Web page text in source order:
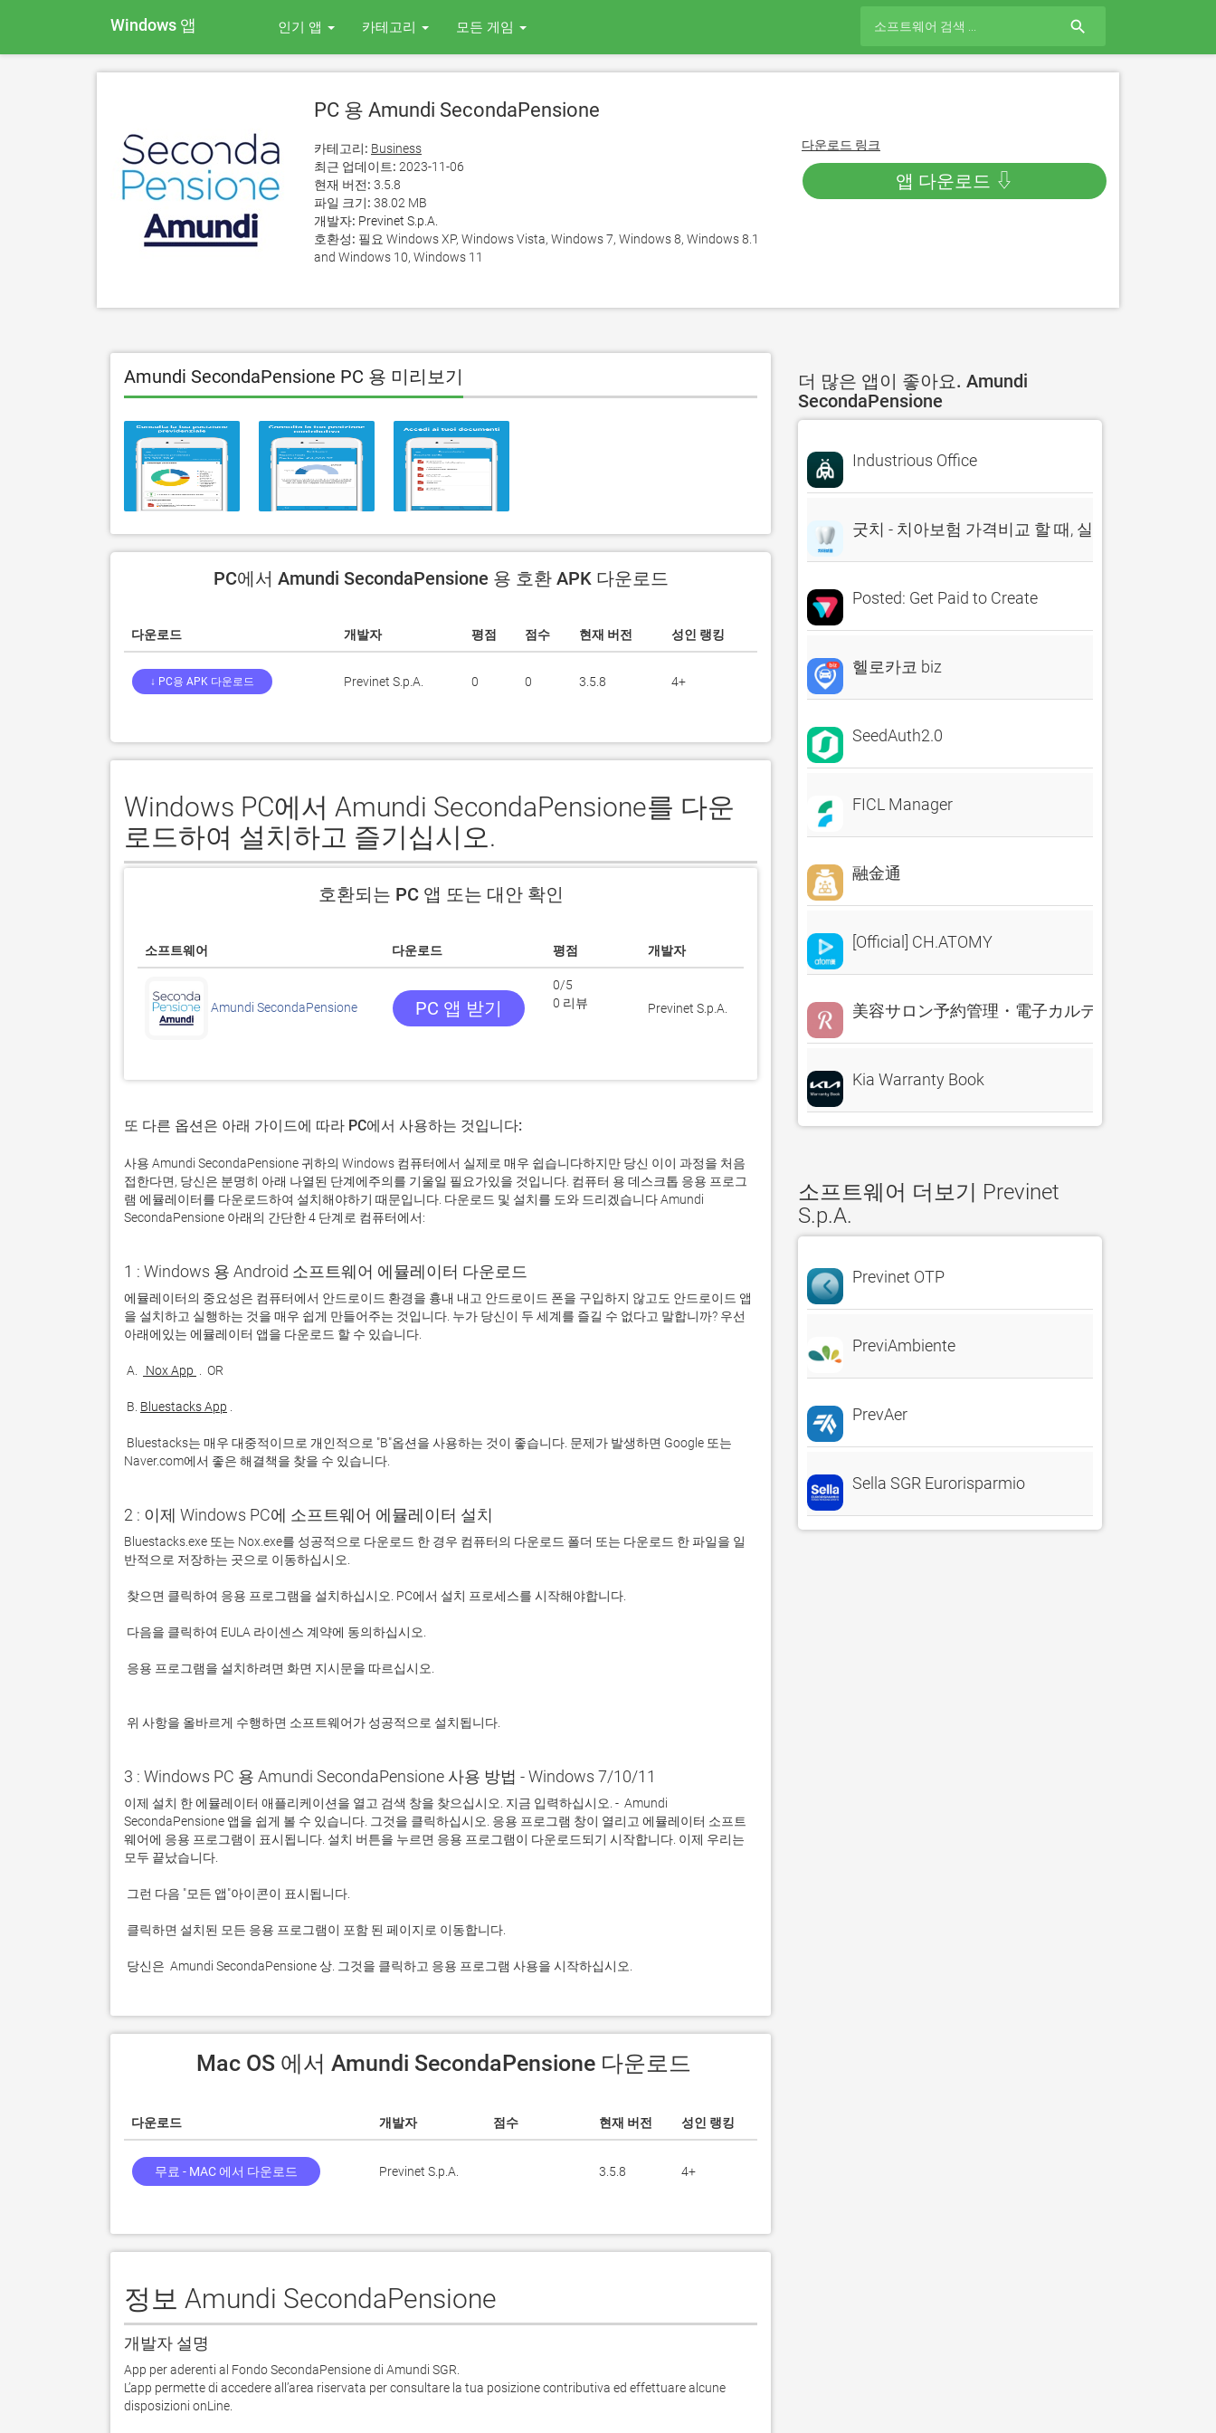
Windows 앱 인기 앱 카테고리 모든 게임 search
PC 용 Amundi SecondaPensione
카테고리: Business
최근 업데이트: 2023-11-06
현재 버전: 3.5.8
파일 크기: 38.02 MB
개발자: Previnet S.p.A.
호환성: 필요 Windows XP, Windows Vista, Windows 7, Windows 8, Windows 8.1
and Windows 10, Windows 11
다운로드 링크
앱 다운로드 ⇩
Amundi SecondaPensione PC 용 미리보기
PC에서 Amundi SecondaPensione 용 호환 APK 다운로드
다운로드 개발자 평점 점수 현재 버전 성인 랭킹
↓ PC용 APK 다운로드 Previnet S.p.A. 0 0 3.5.8 4+
Windows PC에서 Amundi SecondaPensione를 다운
로드하여 설치하고 즐기십시오.
호환되는 PC 앱 또는 대안 확인
소프트웨어 다운로드 평점 개발자
Amundi SecondaPensione PC 앱 받기
0/5
0 리뷰
Previnet S.p.A.
또 다른 옵션은 아래 가이드에 따라 PC에서 사용하는 것입니다:
사용 Amundi SecondaPensione 귀하의 Windows 컴퓨터에서 실제로 매우 쉽습니다하지만 당신 이이 과정을 처음
접한다면, 당신은 분명히 아래 나열된 단계에주의를 기울일 필요가있을 것입니다. 컴퓨터 용 데스크톱 응용 프로그
램 에뮬레이터를 다운로드하여 설치해야하기 때문입니다. 다운로드 및 설치를 도와 드리겠습니다 Amundi
SecondaPensione 아래의 간단한 4 단계로 컴퓨터에서:
1 : Windows 용 Android 소프트웨어 에뮬레이터 다운로드
에뮬레이터의 중요성은 컴퓨터에서 안드로이드 환경을 흉내 내고 안드로이드 폰을 구입하지 않고도 안드로이드 앱
을 설치하고 실행하는 것을 매우 쉽게 만들어주는 것입니다. 누가 당신이 두 세계를 즐길 수 없다고 말합니까? 우선
A. Nox App
B. Bluestacks App
Naver.com에서 좋은 해결책을 찾을 수 있습니다.
2 : 이제 Windows PC에 소프트웨어 에뮬레이터 설치
Bluestacks.exe 또는 Nox.exe를 성공적으로 다운로드 한 경우 컴퓨터의 다운로드 폴더 또는 다운로드 한 파일을 일
위 사항을 올바르게 수행하면 소프트웨어가 성공적으로 설치됩니다.
3 : Windows PC 용 Amundi SecondaPensione 사용 방법 - Windows 7/10/11
이제 설치 한 에뮬레이터 애플리케이션을 열고 검색 창을 찾으십시오. 지금 입력하십시오. -  Amundi
SecondaPensione 앱을 쉽게 볼 수 있습니다. 그것을 클릭하십시오. 응용 프로그램 창이 열리고 에뮬레이터 소프트
웨어에 응용 프로그램이 표시됩니다. 설치 버튼을 누르면 응용 프로그램이 다운로드되기 시작합니다. 이제 우리는
당신은  Amundi SecondaPensione 상. 그것을 클릭하고 응용 프로그램 사용을 시작하십시오.
Mac OS 에서 Amundi SecondaPensione 다운로드
다운로드 개발자 점수 현재 버전 성인 랭킹
무료 - MAC 에서 다운로드 Previnet S.p.A. 3.5.8 4+
정보 Amundi SecondaPensione
개발자 설명
App per aderenti al Fondo SecondaPensione di Amundi SGR.
L’app permette di accedere all’area riservata per consultare la tua posizione contributiva ed effettuare alcune
disposizioni onLine.
더 많은 앱이 좋아요. Amundi
SecondaPensione
Industrious Office
굿치 - 치아보험 가격비교 할 때, 실시간 비교견적 앱
Posted: Get Paid to Create
헬로카코 biz
SeedAuth2.0
FICL Manager
融金通
[Official] CH.ATOMY
美容サロン予約管理・電子カルテ・売上分析
Kia Warranty Book
소프트웨어 더보기 Previnet
S.p.A.
Previnet OTP
PreviAmbiente
PrevAer
Sella SGR Eurorisparmio